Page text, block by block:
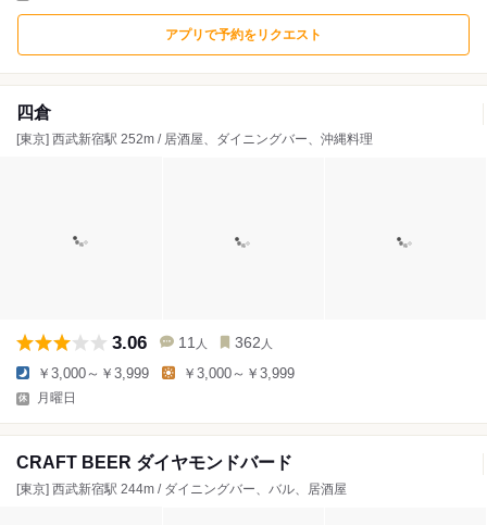
アプリで予約をリクエスト
四倉
[東京] 西武新宿駅 252m / 居酒屋、ダイニングバー、沖縄料理
3.06 11 人 362 人
￥3,000～￥3,999 ￥3,000～￥3,999
月曜日
CRAFT BEER ダイヤモンドバード
[東京] 西武新宿駅 244m / ダイニングバー、バル、居酒屋